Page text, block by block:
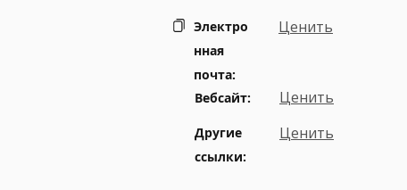
Электро
нная
почта:
Ценить
Другие
ссылки:
Ценить
Вебсайт: Ценить